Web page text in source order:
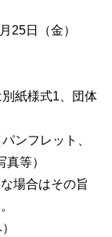
25日（金）
紙様式1、団体
ンフレット、
等）
場合はその旨